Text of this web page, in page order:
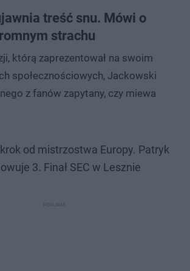
treść snu. Mówi o
strachu
którą zaprezentował na swoim
społecznościowych, Jackowski
z fanów zapytany, czy miewa
od mistrzostwa Europy. Patryk
3. Finał SEC w Lesznie